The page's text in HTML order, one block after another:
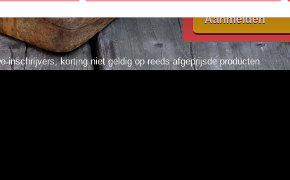
Aanmelden
inschrijvers, korting niet geldig op reeds afgeprijsde producten.